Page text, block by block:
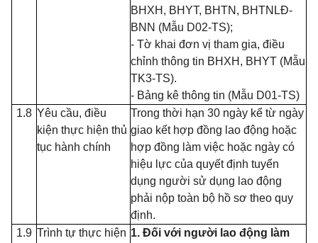
BHXH, BHYT, BHTN, BHTNLĐ-
BNN (Mẫu D02-TS);
- Tờ khai đơn vị tham gia, điều
chỉnh thông tin BHXH, BHYT (Mẫu
TK3-TS).
- Bảng kê thông tin (Mẫu D01-TS)
1.8 Yêu cầu, điều
kiện thực hiện thủ
tục hành chính
Trong thời hạn 30 ngày kể từ ngày
giao kết hợp đồng lao động hoặc
hợp đồng làm việc hoặc ngày có
hiệu lực của quyết định tuyển
dụng người sử dụng lao động
phải nộp toàn bộ hồ sơ theo quy
định.
1.9 Trình tự thực hiện 1. Đối với người lao động làm